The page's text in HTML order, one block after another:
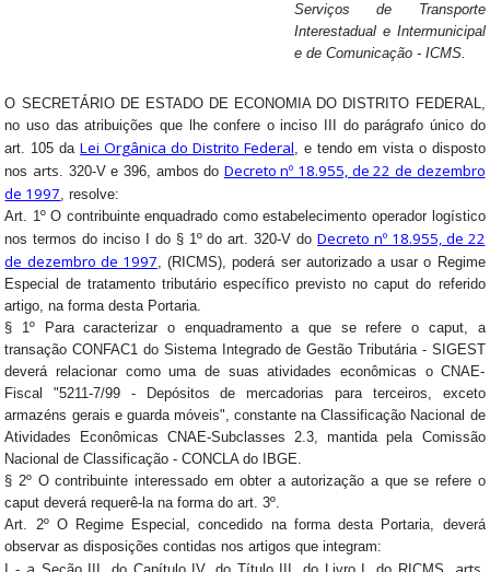
Serviços de Transporte
Interestadual e Intermunicipal
e de Comunicação - ICMS.
O SECRETÁRIO DE ESTADO DE ECONOMIA DO DISTRITO FEDERAL,
no uso das atribuições que lhe confere o inciso III do parágrafo único do
art. 105 daLei Orgânica do Distrito Federal, e tendo em vista o disposto
nos arts. 320-V e 396, ambos do Decreto nº 18.955, de 22 de dezembro
de 1997, resolve:
Art. 1º O contribuinte enquadrado como estabelecimento operador logístico
nos termos do inciso I do § 1º do art. 320-V do Decreto nº 18.955, de 22
de dezembro de 1997, (RICMS), poderá ser autorizado a usar o Regime
Especial de tratamento tributário específico previsto no caput do referido
artigo, na forma desta Portaria.
§ 1º Para caracterizar o enquadramento a que se refere o caput, a
transação CONFAC1 do Sistema Integrado de Gestão Tributária - SIGEST
deverá relacionar como uma de suas atividades econômicas o CNAE-
Fiscal "5211-7/99 - Depósitos de mercadorias para terceiros, exceto
armazéns gerais e guarda móveis", constante na Classificação Nacional de
Atividades Econômicas CNAE-Subclasses 2.3, mantida pela Comissão
Nacional de Classificação - CONCLA do IBGE.
§ 2º O contribuinte interessado em obter a autorização a que se refere o
caput deverá requerê-la na forma do art. 3º.
Art. 2º O Regime Especial, concedido na forma desta Portaria, deverá
observar as disposições contidas nos artigos que integram: